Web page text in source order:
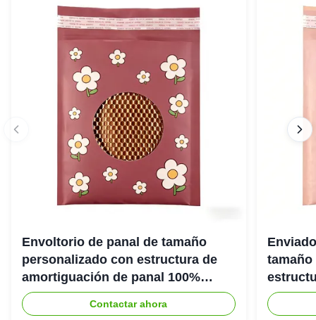
Envoltorio de panal de tamaño
personalizado con estructura de
amortiguación de panal 100%
reciclable para embalaje protector
ecológico
Contactar ahora
panal